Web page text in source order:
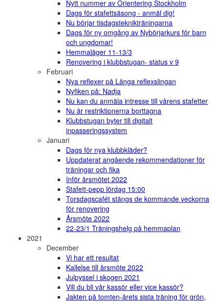
Nytt nummer av Orientering Stockholm
Dags för stafettsäsong - anmäl dig!
Nu börjar tisdagsteknikträningarna
Dags för ny omgång av Nybörjarkurs för barn
och ungdomar!
Hemmaläger 11-13/3
Renovering i klubbstugan- status v 9
Februari
Nya reflexer på Långa reflexslingan
Nyfiken på: Nadja
Nu kan du anmäla intresse till vårens stafetter
Nu är restriktionerna borttagna
Klubbstugan byter till digitalt
inpasseringssystem
Januari
Dags för nya klubbkläder?
Uppdaterat angående rekommendationer för
träningar och fika
Inför årsmötet 2022
Stafett-pepp lördag 15:00
Torsdagscafét stängs de kommande veckorna
för renovering
Årsmöte 2022
22-23/1 Träningshelg på hemmaplan
2021
December
Vi har ett resultat
Kallelse till årsmöte 2022
Julpyssel i skogen 2021
Vill du bli vår kassör eller vice kassör?
Jakten på tomten-årets sista träning för grön,